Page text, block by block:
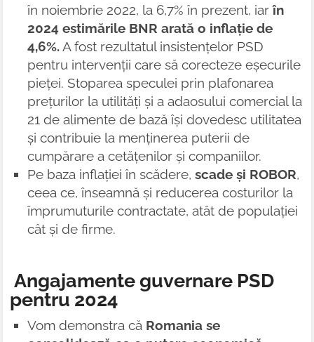
în noiembrie 2022, la 6,7% în prezent, iarîn
2024 estimările BNR arată o inflație de
4,6%. A fost rezultatul insistențelor PSD
pentru intervenții care să corecteze eșecurile
pieței. Stoparea speculei prin plafonarea
prețurilor la utilități și a adaosului comercial la
21 de alimente de bază își dovedesc utilitatea
și contribuie la menținerea puterii de
cumpărare a cetățenilor și companiilor.
Pe baza inflației în scădere,scade și ROBOR,
ceea ce, înseamnă și reducerea costurilor la
împrumuturile contractate, atât de populației
cât și de firme.
Angajamente guvernare PSD
pentru 2024
Vom demonstra că Romania se